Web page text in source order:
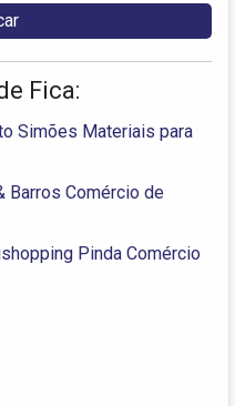
Fica:
Simões Materiais para
Barros Comércio de
Pinda Comércio